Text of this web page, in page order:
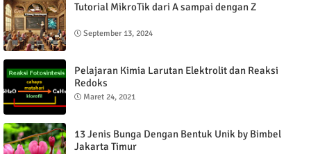
Tutorial MikroTik dari A sampai dengan Z
September 13, 2024
Pelajaran Kimia Larutan Elektrolit dan Reaksi
Redoks
Maret 24, 2021
13 Jenis Bunga Dengan Bentuk Unik by Bimbel
Jakarta Timur